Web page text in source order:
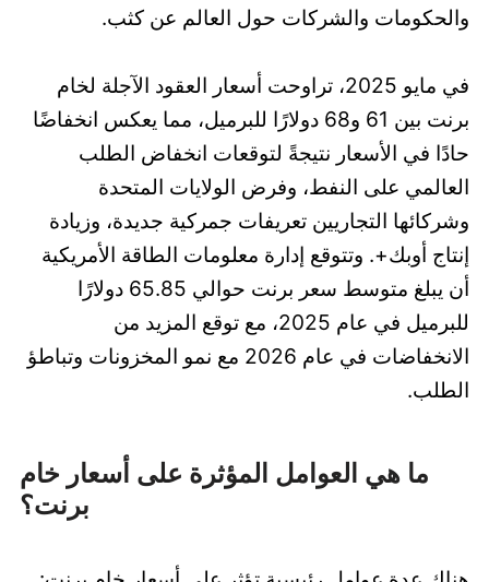
والحكومات والشركات حول العالم عن كثب.
في مايو 2025، تراوحت أسعار العقود الآجلة لخام
برنت بين 61 و68 دولارًا للبرميل، مما يعكس انخفاضًا
حادًا في الأسعار نتيجةً لتوقعات انخفاض الطلب
العالمي على النفط، وفرض الولايات المتحدة
وشركائها التجاريين تعريفات جمركية جديدة، وزيادة
إنتاج أوبك+. وتتوقع إدارة معلومات الطاقة الأمريكية
أن يبلغ متوسط سعر برنت حوالي 65.85 دولارًا
للبرميل في عام 2025، مع توقع المزيد من
الانخفاضات في عام 2026 مع نمو المخزونات وتباطؤ
الطلب.
ما هي العوامل المؤثرة على أسعار خام
برنت؟